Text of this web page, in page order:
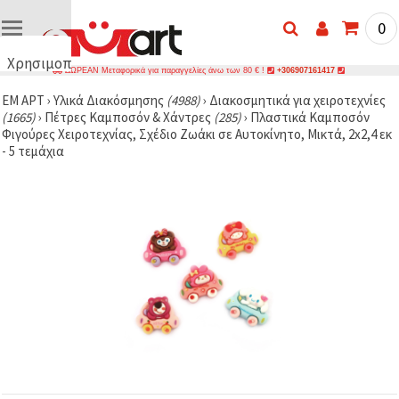
Χρησιμοποιούμε
🍪
Χρησιμοποιούμε
cookies και
παρόμοιες
την
0
ΔΩΡΕΑΝ Μεταφορικά για παραγγελίες άνω των 80 € ! +306907161417
ΕΜ ΑΡΤ › Υλικά Διακόσμησης (4988)› Διακοσμητικά για χειροτεχνίες
(1665)› Πέτρες Καμποσόν & Χάντρες (285)› Πλαστικά Καμποσόν
Φιγούρες Χειροτεχνίας, Σχέδιο Ζωάκι σε Αυτοκίνητο, Μικτά, 2x2,4 εκ
- 5 τεμάχια